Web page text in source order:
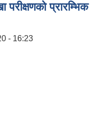
प्रारम्भिक
- 16:23